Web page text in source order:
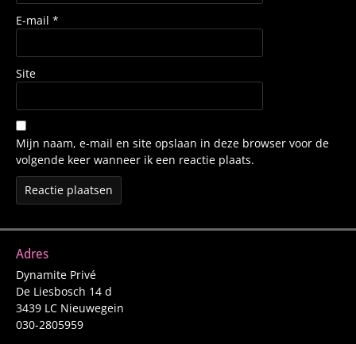
E-mail *
Site
Mijn naam, e-mail en site opslaan in deze browser voor de
volgende keer wanneer ik een reactie plaats.
Adres
Dynamite Privé
De Liesbosch 14 d
3439 LC Nieuwegein
030-2805959